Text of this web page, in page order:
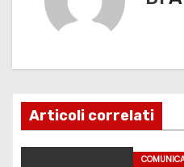
a
z
i
Articoli correlati